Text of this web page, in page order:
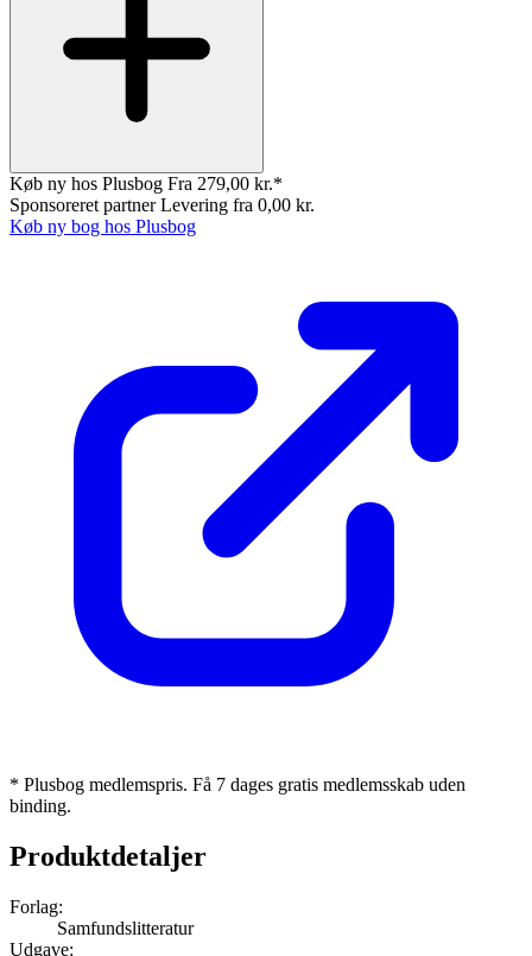
Køb ny hos Plusbog Fra 279,00 kr.*
Sponsoreret partnerLevering fra 0,00 kr.
Køb ny bog hos Plusbog
* Plusbog medlemspris. Få 7 dages gratis medlemsskab uden
binding.
Produktdetaljer
Forlag:
Samfundslitteratur
Udgave: